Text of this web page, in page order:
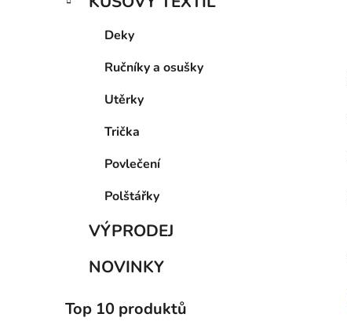
Deky
Ručníky a osušky
Utěrky
Trička
Povlečení
Polštářky
VÝPRODEJ
NOVINKY
Top 10 produktů